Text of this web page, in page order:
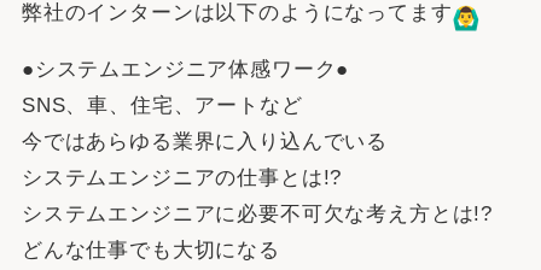
弊社のインターンは以下のようになってます
●システムエンジニア体感ワーク●
SNS、車、住宅、アートなど
今ではあらゆる業界に入り込んでいる
システムエンジニアの仕事とは!?
システムエンジニアに必要不可欠な考え方とは!?
どんな仕事でも大切になる